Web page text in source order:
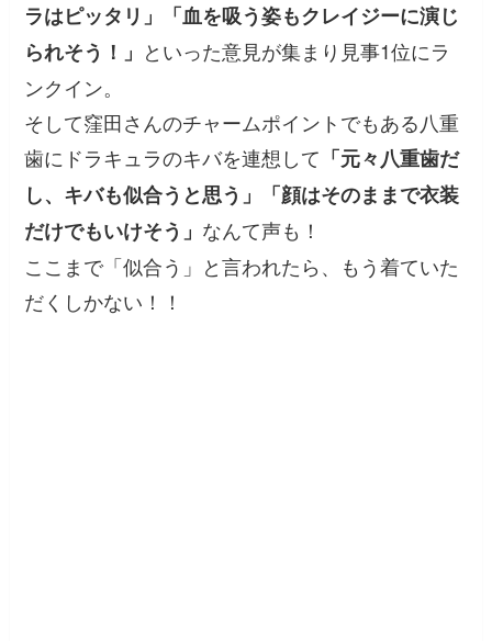
ラはピッタリ」「血を吸う姿もクレイジーに演じ
られそう！」 といった意見が集まり見事1位にラ
ンクイン。
そして窪田さんのチャームポイントでもある八重
歯にドラキュラのキバを連想して 「元々八重歯だ
し、キバも似合うと思う」「顔はそのままで衣装
だけでもいけそう」 なんて声も！
ここまで「似合う」と言われたら、もう着ていた
だくしかない！！